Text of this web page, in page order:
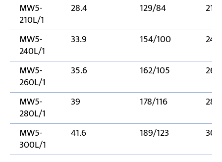
MW5-
210L/1
28.4 129/84
MW5-
240L/1
33.9 154/100
MW5-
260L/1
35.6 162/105
MW5-
280L/1
39 178/116
MW5-
300L/1
41.6 189/123